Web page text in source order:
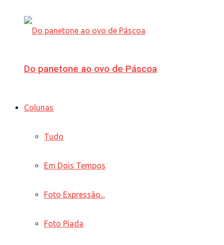
Do panetone ao ovo de Páscoa
Colunas
Tudo
Em Dois Tempos
Foto Expressão...
Foto Piada